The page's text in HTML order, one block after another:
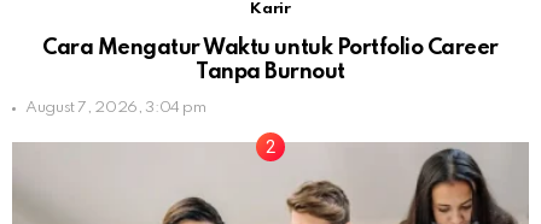
Karir
Cara Mengatur Waktu untuk Portfolio Career
Tanpa Burnout
August 7, 2026, 3:04 pm